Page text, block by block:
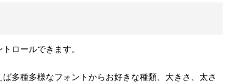
ロールできます。
多種多様なフォントからお好きな種類、大きさ、太さ